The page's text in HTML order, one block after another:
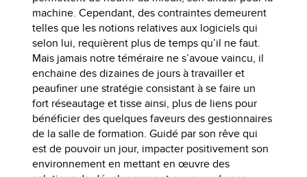
machine. Cependant, des contraintes demeurent
telles que les notions relatives aux logiciels qui
selon lui, requièrent plus de temps qu’il ne faut.
Mais jamais notre téméraire ne s’avoue vaincu, il
enchaine des dizaines de jours à travailler et
peaufiner une stratégie consistant à se faire un
fort réseautage et tisse ainsi, plus de liens pour
bénéficier des quelques faveurs des gestionnaires
de la salle de formation. Guidé par son rêve qui
est de pouvoir un jour, impacter positivement son
environnement en mettant en œuvre des